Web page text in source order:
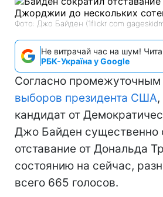
Фото: Джо Байден (1flickr com
Не витрачай час на шум!
РБК-Україна у Google
Согласно промежуточным
выборов президента США
кандидат от
Джо Байден существенно
отставание от Дональда
состоянию на сейчас,
всего 665 голосов.